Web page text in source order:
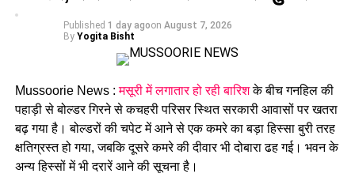
गणना के बाद काउंटिंग शुरू।
अपर पुलिस महानिदेशक ने समस्त जनपदों में होने वाली मतगणना के
गोष्ठी।
पढ़े धामी कैबिनेट के प्रमुख फैसले
GST संशोधित अध्यादेश को मंजूरी।
नैनीताल हाईकोर्ट के लिए हल्द्वानी गौलापार में 30 हेक्टेयर जमीन देने का
Published 1 day agoon August 7, 2026
By Yogita Bisht
Mussoorie News :मसूरी में लगातार हो रही बारिशके बीच गनहिल की
पहाड़ी से बोल्डर गिरने से कचहरी परिसर स्थित सरकारी आवासों पर खतरा
बढ़ गया है। बोल्डरों की चपेट में आने से एक कमरे का बड़ा हिस्सा बुरी तरह
क्षतिग्रस्त हो गया, जबकि दूसरे कमरे की दीवार भी दोबारा ढह गई। भवन के
अन्य हिस्सों में भी दरारें आने की सूचना है।